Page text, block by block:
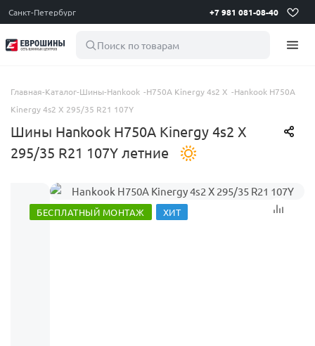
Санкт-Петербург +7 981 081-08-40
Поиск по товарам
Главная-Каталог-Шины-Hankook -H750A Kinergy 4s2 X -Hankook H750A
Kinergy 4s2 X 295/35 R21 107Y
Шины Hankook H750A Kinergy 4s2 X
295/35 R21 107Y летние
БЕСПЛАТНЫЙ МОНТАЖ ХИТ